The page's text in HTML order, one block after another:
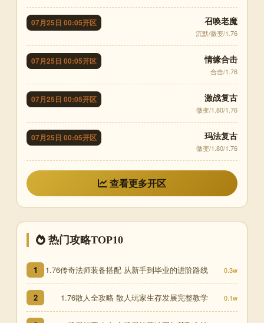
07月25日 00:05开区 召唤老魔
沉默/微变/1.76
07月25日 00:05开区 情缘合击
合击/1.76
07月25日 00:05开区 激战复古
微变/1.80/1.76
07月25日 00:05开区 玛法复古
微变/1.80/1.76
查看更多开区
热门攻略TOP10
1 1.76传奇法师装备搭配 从新手到毕业的进阶路线 0.3w
2 1.76散人全攻略 散人玩家生存发展完整教学 0.1w